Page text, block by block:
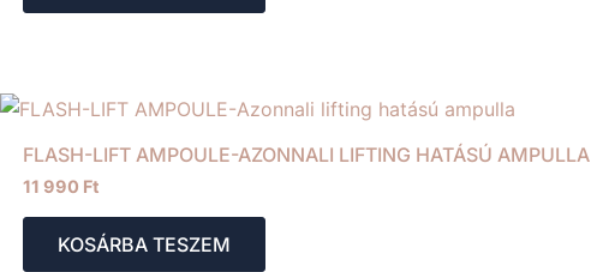
FLASH-LIFT AMPOULE-AZONNALI LIFTING HATÁSÚ AMPULLA
11 990 Ft
KOSÁRBA TESZEM